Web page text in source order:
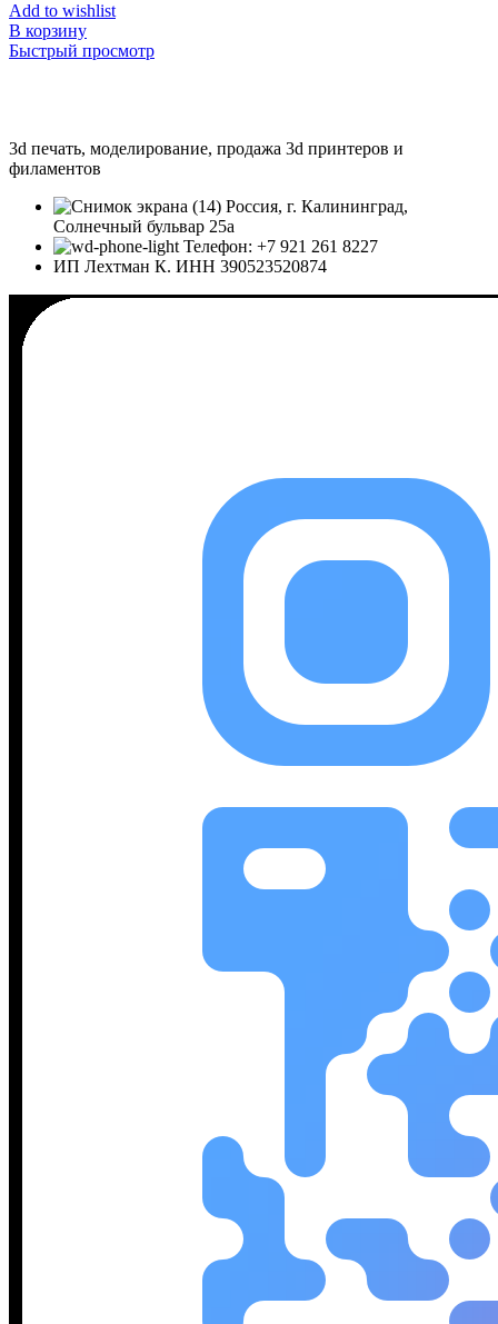
Add to wishlist
В корзину
Быстрый просмотр
3d печать, моделирование, продажа 3d принтеров и
филаментов
Россия, г. Калининград,
Солнечный бульвар 25а
Телефон: +7 921 261 8227
ИП Лехтман К. ИНН 390523520874